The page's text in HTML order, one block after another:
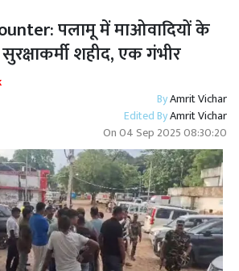
पलामू में माओवादियों के
शहीद, एक गंभीर
ByAmrit Vichar
Edited ByAmrit Vichar
On04 Sep 2025 08:30:20